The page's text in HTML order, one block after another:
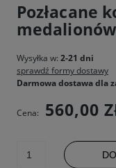
Pozłacane
Wysyłka w: 2-21 dni
sprawdź formy dostawy
Darmowa dostawa dla
Cena: 560,00